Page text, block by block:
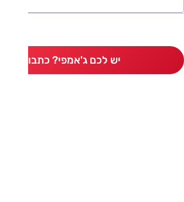
יש לכם ג'אמפי? כתבו חוות